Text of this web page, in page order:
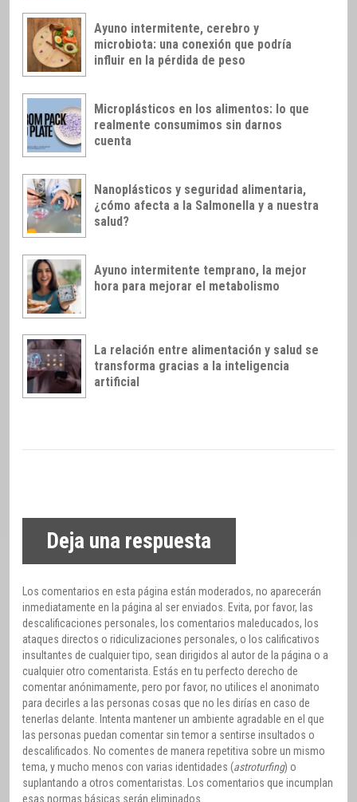
Ayuno intermitente, cerebro y
microbiota: una conexión que podría
influir en la pérdida de peso
Microplásticos en los alimentos: lo que
realmente consumimos sin darnos
cuenta
Nanoplásticos y seguridad alimentaria,
¿cómo afecta a la Salmonella y a nuestra
salud?
Ayuno intermitente temprano, la mejor
hora para mejorar el metabolismo
La relación entre alimentación y salud se
transforma gracias a la inteligencia
artificial
Deja una respuesta
Los comentarios en esta página están moderados, no aparecerán
inmediatamente en la página al ser enviados. Evita, por favor, las
descalificaciones personales, los comentarios maleducados, los
ataques directos o ridiculizaciones personales, o los calificativos
insultantes de cualquier tipo, sean dirigidos al autor de la página o a
cualquier otro comentarista. Estás en tu perfecto derecho de
comentar anónimamente, pero por favor, no utilices el anonimato
para decirles a las personas cosas que no les dirías en caso de
tenerlas delante. Intenta mantener un ambiente agradable en el que
las personas puedan comentar sin temor a sentirse insultados o
descalificados. No comentes de manera repetitiva sobre un mismo
tema, y mucho menos con varias identidades (astroturfing) o
suplantando a otros comentaristas. Los comentarios que incumplan
esas normas básicas serán eliminados.